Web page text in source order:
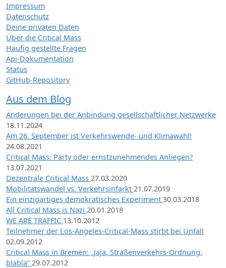
Impressum
Datenschutz
Deine privaten Daten
Über die Critical Mass
Häufig gestellte Fragen
Api-Dokumentation
Status
GitHub-Repository
Aus dem Blog
Änderungen bei der Anbindung gesellschaftlicher Netzwerke
18.11.2024
Am 26. September ist Verkehrswende- und Klimawahl!
24.08.2021
Critical Mass: Party oder ernstzunehmendes Anliegen?
13.07.2021
Dezentrale Critical Mass 27.03.2020
Mobilitätswandel vs. Verkehrsinfarkt 21.07.2019
Ein einzigartiges demokratisches Experiment 30.03.2018
All Critical Mass is Nazi 20.01.2018
WE ARE TRAFFIC 13.10.2012
Teilnehmer der Los-Angeles-Critical-Mass stirbt bei Unfall
02.09.2012
Critical Mass in Bremen: „Jaja, Straßenverkehrs-Ordnung,
blabla“ 29.07.2012